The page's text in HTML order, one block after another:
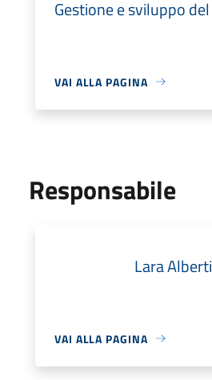
Gestione e sviluppo
VAI ALLA PAGINA
Responsabile
Lara
VAI ALLA PAGINA